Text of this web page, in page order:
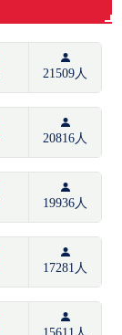
21509人
20816人
19936人
17281人